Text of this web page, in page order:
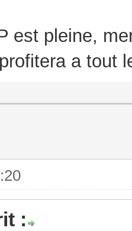
est pleine,
a tout
: